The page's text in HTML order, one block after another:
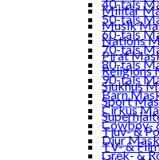
Militär
Musik
Nations
Pirat
Religions
Sjukhus
Sport
Tjuv- &
TV- &
40-tals
50-tals
60-tals
70-tals
80-tals
90-tals
Barn
Cirkus
Cowboy-
Djur
Grek- &